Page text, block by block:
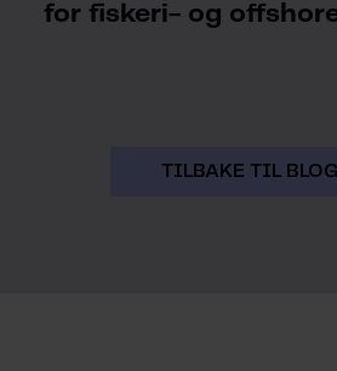
for fiskeri- og
TILBAKE TIL